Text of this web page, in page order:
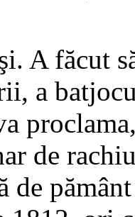
A făcut
a
de
de